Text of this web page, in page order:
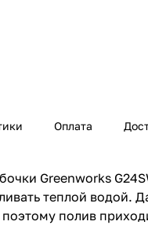
Оплата
Greenworks
теплой водой.
полив